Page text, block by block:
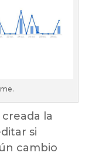
la
si
cambio